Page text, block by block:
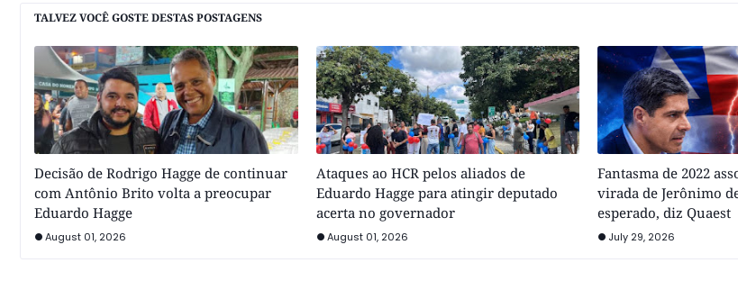
TALVEZ VOCÊ GOSTE DESTAS POSTAGENS
Decisão de Rodrigo Hagge de continuar
com Antônio Brito volta a preocupar
Eduardo Hagge
August 01, 2026
Ataques ao HCR pelos aliados de
Eduardo Hagge para atingir deputado
acerta no governador
August 01, 2026
Fantasma de 2022
virada de Jerônimo
esperado, diz Quaest
July 29, 2026